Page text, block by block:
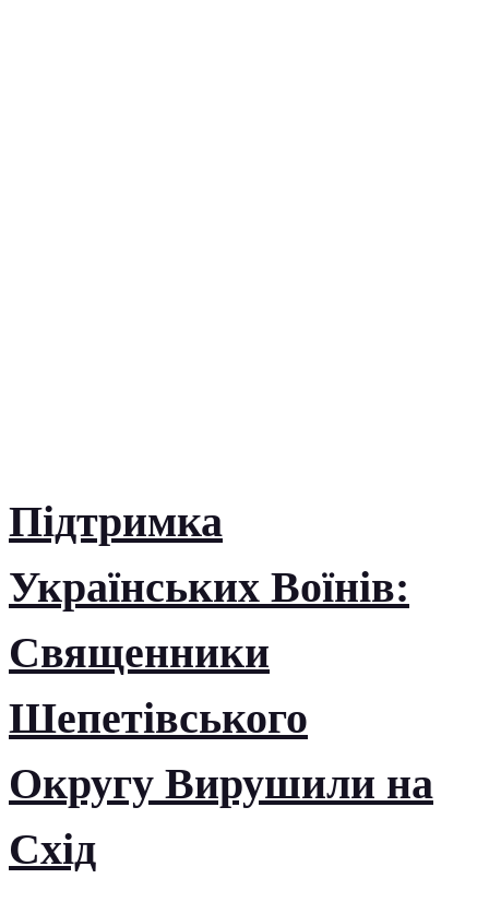
Підтримка
Українських Воїнів:
Священники
Шепетівського
Округу Вирушили на
Схід